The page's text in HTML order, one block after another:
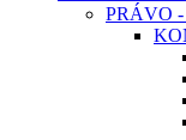
PRÁVO -